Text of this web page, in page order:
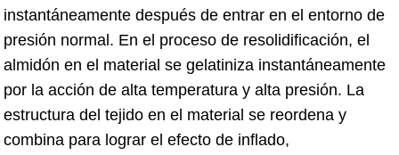
instantáneamente después de entrar en el entorno de
presión normal. En el proceso de resolidificación, el
almidón en el material se gelatiniza instantáneamente
por la acción de alta temperatura y alta presión. La
estructura del tejido en el material se reordena y
combina para lograr el efecto de inflado,